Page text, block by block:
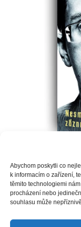
Abychom poskytli co
k informacím o zařízení,
těmito technologiemi
procházení nebo
souhlasu může
šokoval svět tím,
potají buduje systém
měl být